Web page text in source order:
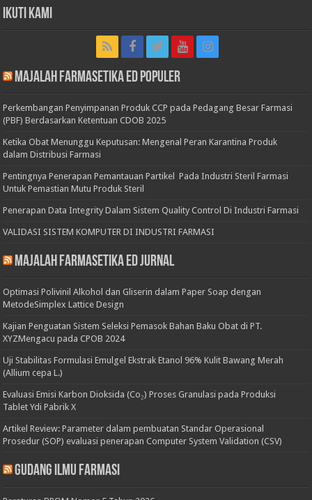
Ikuti Kami
Majalah Farmasetika Ed Populer
Perkembangan Penyimpanan Produk CCP pada Pedagang Besar Farmasi
(PBF) Berdasarkan Ketentuan CDOB 2025
Ketika Obat Menunggu Keputusan: Mengenal Peran Karantina Produk
dalam Distribusi Farmasi
Pentingnya Penerapan Pemantauan Partikel Pada Industri Steril Farmasi
Untuk Pemastian Mutu Produk Steril
Penerapan Data Integrity Dalam Sistem Quality Control Di Industri Farmasi
VALIDASI SISTEM KOMPUTER DI INDUSTRI FARMASI
Majalah Farmasetika Ed Jurnal
Optimasi Polivinil Alkohol dan Gliserin dalam Paper Soap dengan
MetodeSimplex Lattice Design
Kajian Penguatan Sistem Seleksi Pemasok Bahan Baku Obat di PT.
XYZMengacu pada CPOB 2024
Uji Stabilitas Formulasi Emulgel Ekstrak Etanol 96% Kulit Bawang Merah
(Allium cepa L.)
Evaluasi Emisi Karbon Dioksida (Co₂) Proses Granulasi pada Produksi
Tablet Ydi Pabrik X
Artikel Review: Parameter dalam pembuatan Standar Operasional
Prosedur (SOP) evaluasi penerapan Computer System Validation (CSV)
Gudang Ilmu Farmasi